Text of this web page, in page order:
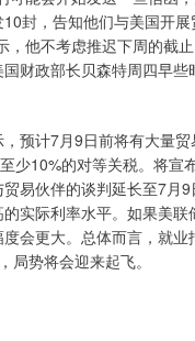
封，告知他们与美国开
，他不考虑推迟下周的截
财政部长贝森特周四早
预计7月9日前将有大量
少10%的对等关税。将宣
易伙伴的谈判延长至7月9
实际利率水平。如果美联
会更大。总体而言，就业
局势将会迎来起飞。